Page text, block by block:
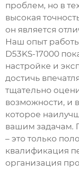
проблем, но в
высокая
он является
Наш опыт
D53KS-17000
настройке и
достичь
тщательно
возможности, и
которое
вашим задачам.
– это только
квалификация
организация